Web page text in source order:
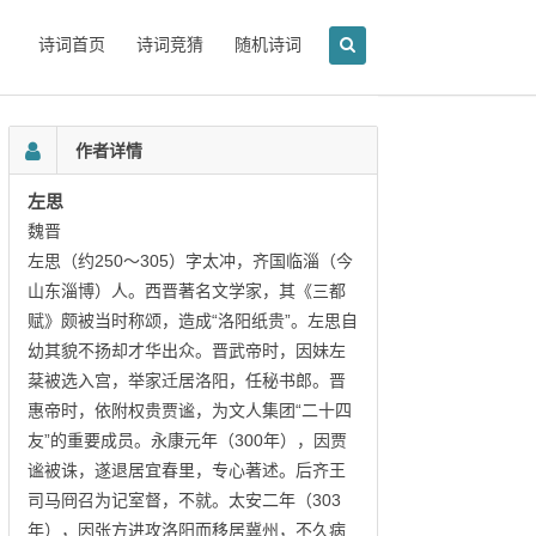
诗词首页 诗词竞猜 随机诗词
作者详情
左思
魏晋
左思（约250～305）字太冲，齐国临淄（今
山东淄博）人。西晋著名文学家，其《三都
赋》颇被当时称颂，造成“洛阳纸贵”。左思自
幼其貌不扬却才华出众。晋武帝时，因妹左
棻被选入宫，举家迁居洛阳，任秘书郎。晋
惠帝时，依附权贵贾谧，为文人集团“二十四
友”的重要成员。永康元年（300年），因贾
谧被诛，遂退居宜春里，专心著述。后齐王
司马冏召为记室督，不就。太安二年（303
年），因张方进攻洛阳而移居冀州，不久病